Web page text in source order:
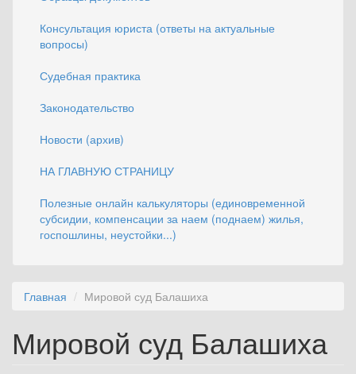
Консультация юриста (ответы на актуальные
вопросы)
Судебная практика
Законодательство
Новости (архив)
НА ГЛАВНУЮ СТРАНИЦУ
Полезные онлайн калькуляторы (единовременной
субсидии, компенсации за наем (поднаем) жилья,
госпошлины, неустойки...)
Главная Мировой суд Балашиха
Мировой суд Балашиха